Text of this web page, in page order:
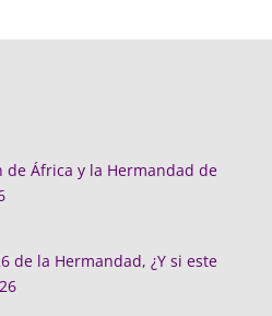
de África y la Hermandad de
de la Hermandad, ¿Y si este